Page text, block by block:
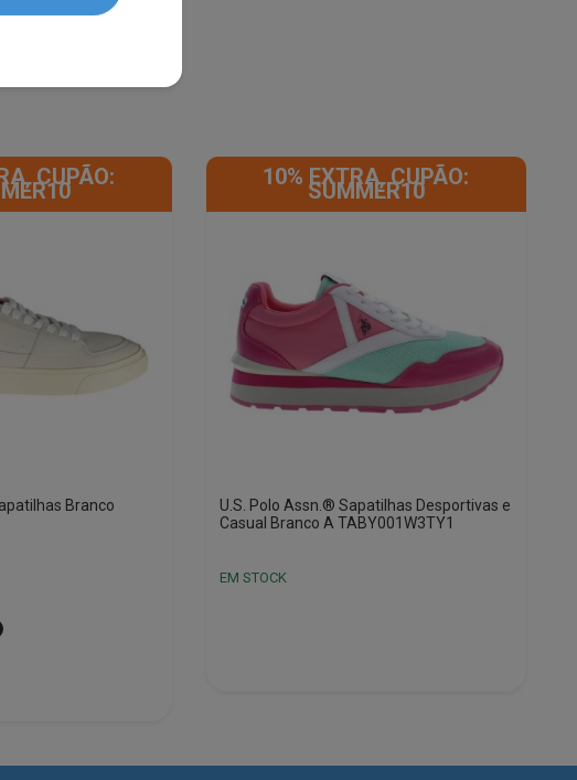
CUPÃO:
Branco
10% EXTRA, CUPÃO:
SUMMER10
U.S. Polo Assn.® Sapatilhas Desportivas e
Casual Branco A TABY001W3TY1
EM STOCK